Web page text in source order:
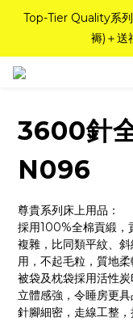
如需訂造特別尺寸
Top-Tier Quality系
褥)＋送
如需訂造特別尺寸床
3600針
N096
尊貴系列床上用品：
採用100%全棉貢緞，
複雜，比同類平紋、
用，不起毛粒，質地
被袋及枕袋採用活性
立體感強，令睡房更具
針腳細密，走線工整